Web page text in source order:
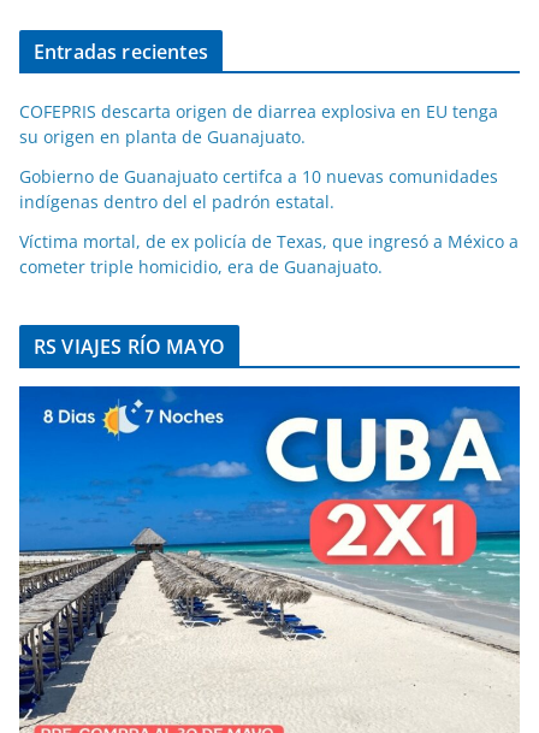
Entradas recientes
COFEPRIS descarta origen de diarrea explosiva en EU tenga
su origen en planta de Guanajuato.
Gobierno de Guanajuato certifca a 10 nuevas comunidades
indígenas dentro del el padrón estatal.
Víctima mortal, de ex policía de Texas, que ingresó a México a
cometer triple homicidio, era de Guanajuato.
RS VIAJES RÍO MAYO